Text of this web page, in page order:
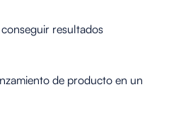
resultados
de producto en un